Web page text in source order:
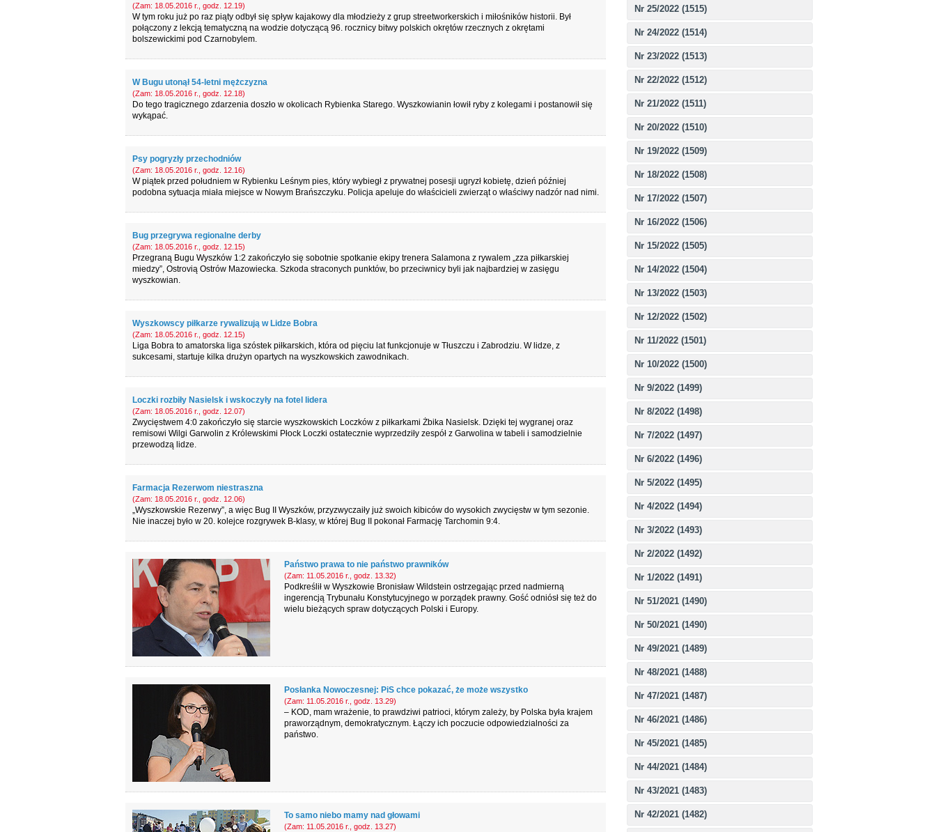
Nr 25/2022 (1515)
Nr 24/2022 (1514)
Nr 23/2022 (1513)
Nr 22/2022 (1512)
Nr 21/2022 (1511)
Nr 20/2022 (1510)
Nr 19/2022 (1509)
Nr 18/2022 (1508)
Nr 17/2022 (1507)
Nr 16/2022 (1506)
Nr 15/2022 (1505)
Nr 14/2022 (1504)
Nr 13/2022 (1503)
Nr 12/2022 (1502)
Nr 11/2022 (1501)
Nr 10/2022 (1500)
Nr 9/2022 (1499)
Nr 8/2022 (1498)
Nr 7/2022 (1497)
Nr 6/2022 (1496)
Nr 5/2022 (1495)
Nr 4/2022 (1494)
Nr 3/2022 (1493)
Nr 2/2022 (1492)
Nr 1/2022 (1491)
Nr 51/2021 (1490)
Nr 50/2021 (1490)
Nr 49/2021 (1489)
Nr 48/2021 (1488)
Nr 47/2021 (1487)
Nr 46/2021 (1486)
Nr 45/2021 (1485)
Nr 44/2021 (1484)
Nr 43/2021 (1483)
Nr 42/2021 (1482)
(Zam: 18.05.2016 r., godz. 12.19)
W tym roku już po raz piąty odbył się spływ kajakowy dla młodzieży z grup streetworkerskich i miłośników historii. Był
połączony z lekcją tematyczną na wodzie dotyczącą 96. rocznicy bitwy polskich okrętów rzecznych z okrętami
bolszewickimi pod Czarnobylem.
W Bugu utonął 54-letni mężczyzna
(Zam: 18.05.2016 r., godz. 12.18)
Do tego tragicznego zdarzenia doszło w okolicach Rybienka Starego. Wyszkowianin łowił ryby z kolegami i postanowił się
wykąpać.
Psy pogryzły przechodniów
(Zam: 18.05.2016 r., godz. 12.16)
W piątek przed południem w Rybienku Leśnym pies, który wybiegł z prywatnej posesji ugryzł kobietę, dzień później
podobna sytuacja miała miejsce w Nowym Brańszczyku. Policja apeluje do właścicieli zwierząt o właściwy nadzór nad nimi.
Bug przegrywa regionalne derby
(Zam: 18.05.2016 r., godz. 12.15)
Przegraną Bugu Wyszków 1:2 zakończyło się sobotnie spotkanie ekipy trenera Salamona z rywalem „zza piłkarskiej
miedzy”, Ostrovią Ostrów Mazowiecka. Szkoda straconych punktów, bo przeciwnicy byli jak najbardziej w zasięgu
wyszkowian.
Wyszkowscy piłkarze rywalizują w Lidze Bobra
(Zam: 18.05.2016 r., godz. 12.15)
Liga Bobra to amatorska liga szóstek piłkarskich, która od pięciu lat funkcjonuje w Tłuszczu i Zabrodziu. W lidze, z
sukcesami, startuje kilka drużyn opartych na wyszkowskich zawodnikach.
Loczki rozbiły Nasielsk i wskoczyły na fotel lidera
(Zam: 18.05.2016 r., godz. 12.07)
Zwycięstwem 4:0 zakończyło się starcie wyszkowskich Loczków z piłkarkami Żbika Nasielsk. Dzięki tej wygranej oraz
remisowi Wilgi Garwolin z Królewskimi Płock Loczki ostatecznie wyprzedziły zespół z Garwolina w tabeli i samodzielnie
przewodzą lidze.
Farmacja Rezerwom niestraszna
(Zam: 18.05.2016 r., godz. 12.06)
„Wyszkowskie Rezerwy”, a więc Bug II Wyszków, przyzwyczaiły już swoich kibiców do wysokich zwycięstw w tym sezonie.
Nie inaczej było w 20. kolejce rozgrywek B-klasy, w której Bug II pokonał Farmację Tarchomin 9:4.
Państwo prawa to nie państwo prawników
(Zam: 11.05.2016 r., godz. 13.32)
Podkreślił w Wyszkowie Bronisław Wildstein ostrzegając przed nadmierną
ingerencją Trybunału Konstytucyjnego w porządek prawny. Gość odniósł się też do
wielu bieżących spraw dotyczących Polski i Europy.
Posłanka Nowoczesnej: PiS chce pokazać, że może wszystko
(Zam: 11.05.2016 r., godz. 13.29)
– KOD, mam wrażenie, to prawdziwi patrioci, którym zależy, by Polska była krajem
praworządnym, demokratycznym. Łączy ich poczucie odpowiedzialności za
państwo.
To samo niebo mamy nad głowami
(Zam: 11.05.2016 r., godz. 13.27)